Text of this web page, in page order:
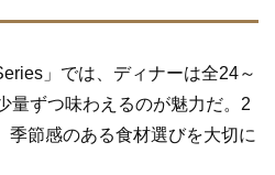
」では、ディナーは全24～
量ずつ味わえるのが魅力だ。2
季節感のある食材選びを大切に